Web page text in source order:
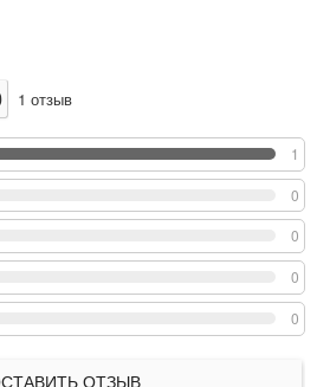
1 отзыв
1
0
0
0
0
ОТЗЫВ